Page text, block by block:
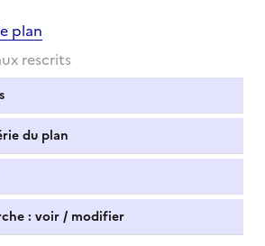
plan
rescrits
du plan
: voir / modifier